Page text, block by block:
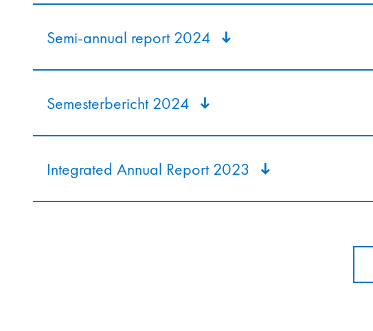
Semi-annual report 2024
Semesterbericht 2024
Integrated Annual Report 2023